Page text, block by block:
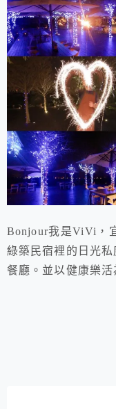
Bonjour我是ViVi，
綠築民宿裡的日光
餐廳。並以健康樂